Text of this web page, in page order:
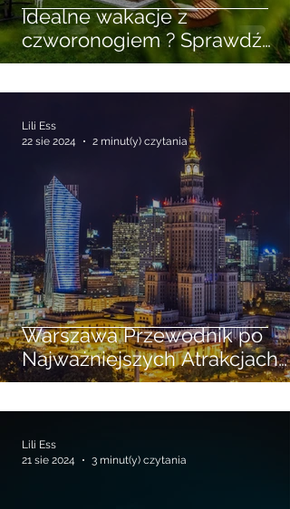
czworonogiem ? Sprawdź
wynajem domków w
Niechorzu przyjaznych
zwierzętom
Najważniejszych Atrakcjach
Turystycznych
Lili Ess
22 sie 2024
2 minut(y) czytania